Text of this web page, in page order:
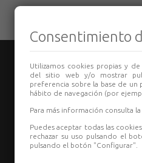
987 80
Consentimiento
Utilizamos cookies propias y
del sitio web y/o mostrar
preferencia sobre la base de
hábito de navegación (por
Para más información consulta la
Puedes aceptar todas las
rechazar su uso pulsando el
pulsando el botón "Configurar".